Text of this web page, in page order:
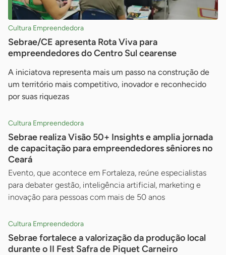
Cultura Empreendedora
Sebrae/CE apresenta Rota Viva para
empreendedores do Centro Sul cearense
A iniciatova representa mais um passo na construção de
um território mais competitivo, inovador e reconhecido
por suas riquezas
Cultura Empreendedora
Sebrae realiza Visão 50+ Insights e amplia jornada
de capacitação para empreendedores sêniores no
Ceará
Evento, que acontece em Fortaleza, reúne especialistas
para debater gestão, inteligência artificial, marketing e
inovação para pessoas com mais de 50 anos
Cultura Empreendedora
Sebrae fortalece a valorização da produção local
durante o II Fest Safra de Piquet Carneiro